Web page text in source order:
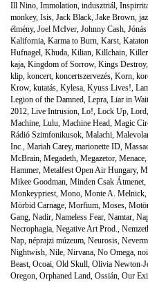
Ill Nino, Immolation, indusztriál,
monkey, Isis, Jack Black, Jake Brown,
élmény, Joel McIver, Johnny Cash,
Kalifornia, Karma to Burn, Karst,
Hufnagel, Khuda, Kilian, Killchain,
kaja, Kingdom of Sorrow, Kings Destroy,
klip, koncert, koncertszervezés, Korn,
Krow, kutatás, Kylesa, Kyuss Lives!,
Legion of the Damned, Lepra, Liar in Wait
2012, Live Intrusion, Lo!, Lock Up, Lord,
Machine, Lulu, Machine Head, Magic
Rádió Szimfonikusok, Malachi,
Inc., Mariah Carey, marionette ID,
McBrain, Megadeth, Megazetor, Menace,
Hammer, Metalfest Open Air Hungary,
Mikee Goodman, Minden Csak Átmenet,
Monkeypriest, Mono, Monte A. Melnick,
Mörbid Carnage, Morfium, Moses,
Gang, Nadir, Nameless Fear, Namtar,
Necrophagia, Negative Art Prod.,
Nap, néprajzi múzeum, Neurosis,
Nightwish, Nile, Nirvana, No Omega,
Beast, Ocoai, Old Skull, Olivia Newton-
Oregon, Orphaned Land, Ossián, Our